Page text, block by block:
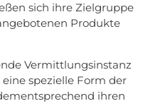
sich ihre Zielgruppe
Produkte
Vermittlungsinstanz
spezielle Form der
ihren